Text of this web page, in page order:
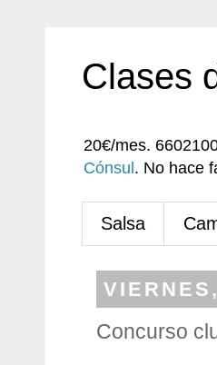
Clases
20€/mes.
Cónsul . No hace
Salsa
Concurso